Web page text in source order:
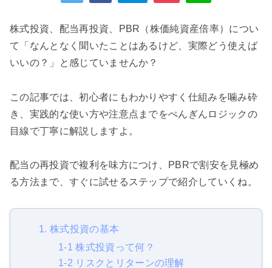
株式投資、配当再投資、PBR（株価純資産倍率）につい
て「なんとなく聞いたことはあるけど、実際どう使えば
いいの？」と感じていませんか？
この記事では、初心者にもわかりやすく仕組みを噛み砕
き、実践的な使い方や注意点までをぺんぎんロジックの
目線で丁寧に解説しますよ。
配当の再投資で複利を味方につけ、PBRで割安を見極め
る方法まで、すぐに試せるステップで紹介していくね。
1. 株式投資の基本
1-1 株式投資って何？
1-2 リスクとリターンの理解